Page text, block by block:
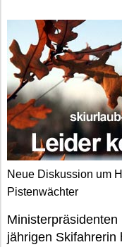
Neue Diskussion um
Pistenwächter
jährigen Skifahrerin